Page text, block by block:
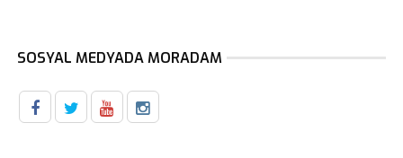
SOSYAL MEDYADA MORADAM